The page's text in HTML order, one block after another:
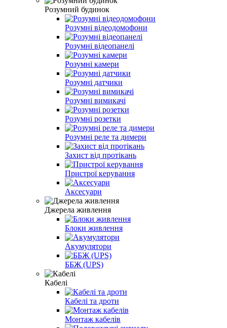
Розумний будинок
Розумні відеодомофони
Розумні відеопанелі
Розумні камери
Розумні датчики
Розумні вимикачі
Розумні розетки
Розумні реле та димери
Захист від протікань
Пристрої керування
Аксесуари
Джерела живлення
Блоки живлення
Акумулятори
ББЖ (UPS)
Кабелі
Кабелі та дроти
Монтаж кабелів